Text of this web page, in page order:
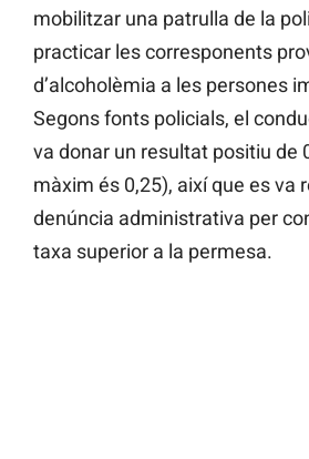
mobilitzar una patrulla de la
practicar les corresponents
d’alcoholèmia a les persones
Segons fonts policials, el
va donar un resultat positiu de
màxim és 0,25), així que es va
denúncia administrativa per
taxa superior a la permesa.